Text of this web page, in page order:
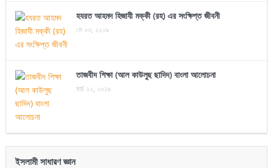
হযরত আহমদ হিজাযী মক্কী (রহ) এর সংক্ষিপ্ত জীবনী
মে ০৩, ২০১৯
তাজবীদ শিক্ষা (আল কাউলুছ ছাদিদ) বাংলা আলোচনা
মার্চ ২২, ২০১৯
ইসলামী সাধারণ জ্ঞান